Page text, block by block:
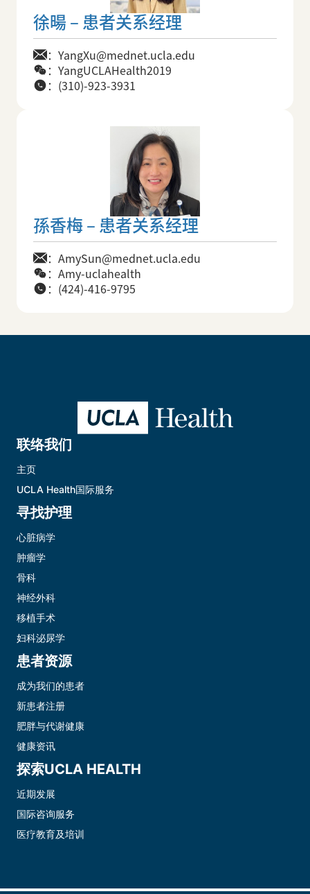
徐暘 – 患者关系经理
：YangXu@mednet.ucla.edu
：YangUCLAHealth2019
：(310)-923-3931
孫香梅 – 患者关系经理
：AmySun@mednet.ucla.edu
：Amy-uclahealth
：(424)-416-9795
联络我们
主页
UCLA Health国际服务
寻找护理
心脏病学
肿瘤学
骨科
神经外科
移植手术
妇科泌尿学
患者资源
成为我们的患者
新患者注册
肥胖与代谢健康
健康资讯
探索UCLA HEALTH
近期发展
国际咨询服务
医疗教育及培训